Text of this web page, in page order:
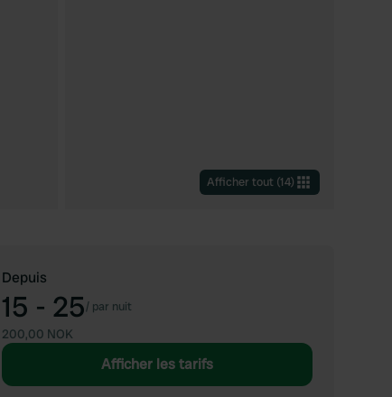
Afficher tout (14)
Depuis
15 - 25/ par nuit
200,00 NOK
Afficher les tarifs